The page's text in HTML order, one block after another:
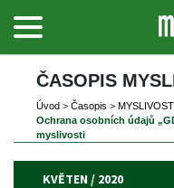
ČASOPIS
Úvod > Časopi >
Ochrana osobních údajů
myslivosti
KVĚTEN / 2020